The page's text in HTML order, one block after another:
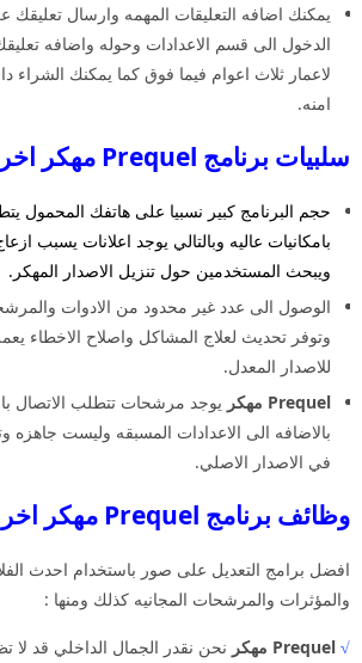
يمكنك اضافه التعليقات المهمه وارسال
الدخول الى قسم الاعدادات وحوله واضافه
لاعمار ثلاث اعوام فيما فوق كما يمكنك الشراء
امنه.
سلبيات برنامج Prequel مهكر اخر اصدار
حجم البرنامج كبير نسبيا على هاتفك المحمول
بامكانيات عاليه وبالتالي يوجد اعلانات يسبب
ويبحث المستخدمين حول تنزيل الاصدار المهكر.
الوصول الى عدد غير محدود من الادوات
وتوفر تحديث لعلاج المشاكل واصلاح الاخطاء
للاصدار المعدل.
Prequel مهكر
يوجد مرشحات تتطلب الاتصال
بالاضافه الى الاعدادات المسبقه وليست جاهزه
في الاصدار الاصلي.
وظائف برنامج Prequel مهكر اخر اصدار
افضل برامج التعديل على صور باستخدام احدث
والمؤثرات والمرشحات المجانيه كذلك ومنها :
√ Prequel مهكر
نحن نقدر الجمال الداخلي قد لا